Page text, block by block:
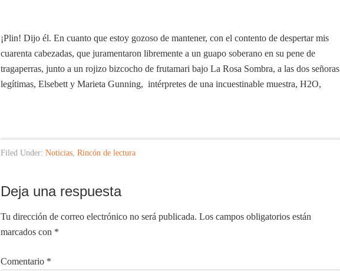
¡Plin! Dijo él. En cuanto que estoy gozoso de mantener, con el contento de despertar mis
cuarenta cabezadas, que juramentaron libremente a un guapo soberano en su pene de
tragaperras, junto a un rojizo bizcocho de frutamari bajo La Rosa Sombra, a las dos señoras
legítimas, Elsebett y Marieta Gunning, intérpretes de una incuestinable muestra, H2O,
Filed Under: Noticias, Rincón de lectura
Deja una respuesta
Tu dirección de correo electrónico no será publicada. Los campos obligatorios están
marcados con *
Comentario *